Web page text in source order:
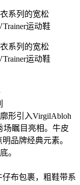
形引入VirgilAbloh
场瞩目亮相。牛皮
品牌经典元素。
。
布包裹，粗鞋带系